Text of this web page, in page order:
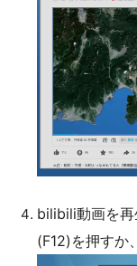
bilibili動画を再
(F12)を押すか